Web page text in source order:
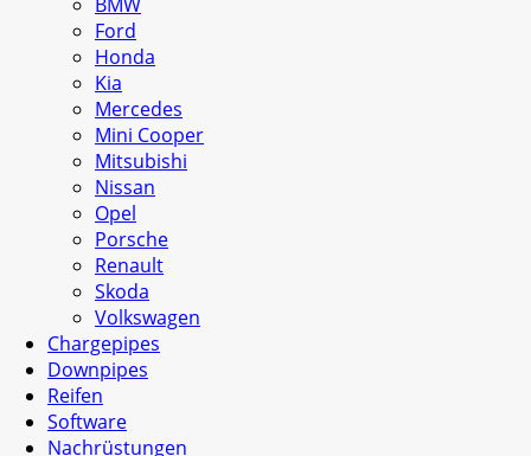
Ford
Honda
Kia
Mercedes
Mini Cooper
Mitsubishi
Nissan
Opel
Porsche
Renault
Skoda
Volkswagen
Chargepipes
Downpipes
Reifen
Software
Nachrüstungen